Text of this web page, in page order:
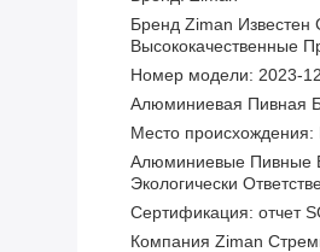
Бренд Ziman
Высококачественные
Номер модели: 2023-12
Алюминиевая Пивная
Место происхождения:
Алюминиевые Пивные
Экологически
Сертификация: отчет
Компания Ziman